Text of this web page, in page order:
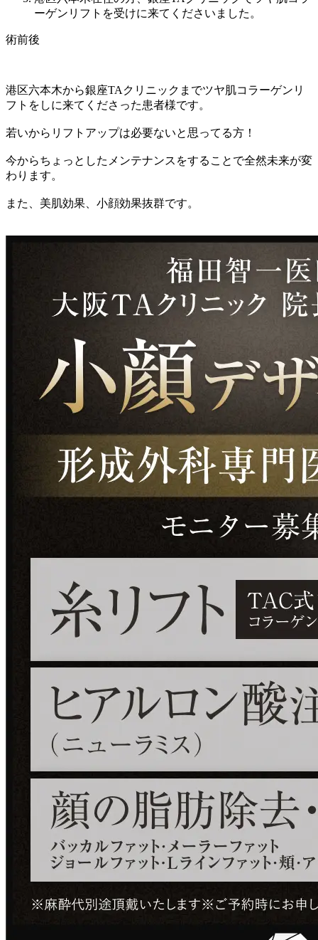
ーゲンリフトを受けに来てくださいました。
術前後
港区六本木から銀座TAクリニックまでツヤ肌コラーゲンリ
フトをしに来てくださった患者様です。
若いからリフトアップは必要ないと思ってる方！
今からちょっとしたメンテナンスをすることで全然未来が変
わります。
また、美肌効果、小顔効果抜群です。